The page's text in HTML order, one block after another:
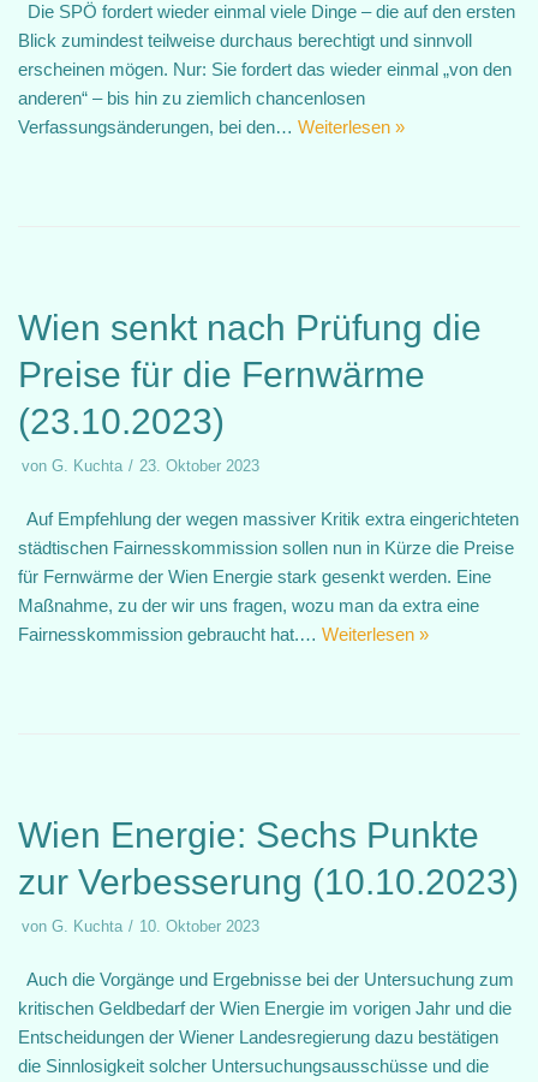
Die SPÖ fordert wieder einmal viele Dinge – die auf den ersten
Blick zumindest teilweise durchaus berechtigt und sinnvoll
erscheinen mögen. Nur: Sie fordert das wieder einmal „von den
anderen“ – bis hin zu ziemlich chancenlosen
Verfassungsänderungen, bei den… Weiterlesen »
Wien senkt nach Prüfung die
Preise für die Fernwärme
(23.10.2023)
von G. Kuchta 23. Oktober 2023
Auf Empfehlung der wegen massiver Kritik extra eingerichteten
städtischen Fairnesskommission sollen nun in Kürze die Preise
für Fernwärme der Wien Energie stark gesenkt werden. Eine
Maßnahme, zu der wir uns fragen, wozu man da extra eine
Fairnesskommission gebraucht hat.… Weiterlesen »
Wien Energie: Sechs Punkte
zur Verbesserung (10.10.2023)
von G. Kuchta 10. Oktober 2023
Auch die Vorgänge und Ergebnisse bei der Untersuchung zum
kritischen Geldbedarf der Wien Energie im vorigen Jahr und die
Entscheidungen der Wiener Landesregierung dazu bestätigen
die Sinnlosigkeit solcher Untersuchungsausschüsse und die